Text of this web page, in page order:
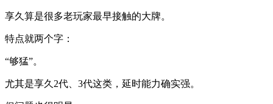
享久算是很多老玩家最早接触的大牌。
特点就两个字：
“够猛”。
尤其是享久2代、3代这类，延时能力确实强。